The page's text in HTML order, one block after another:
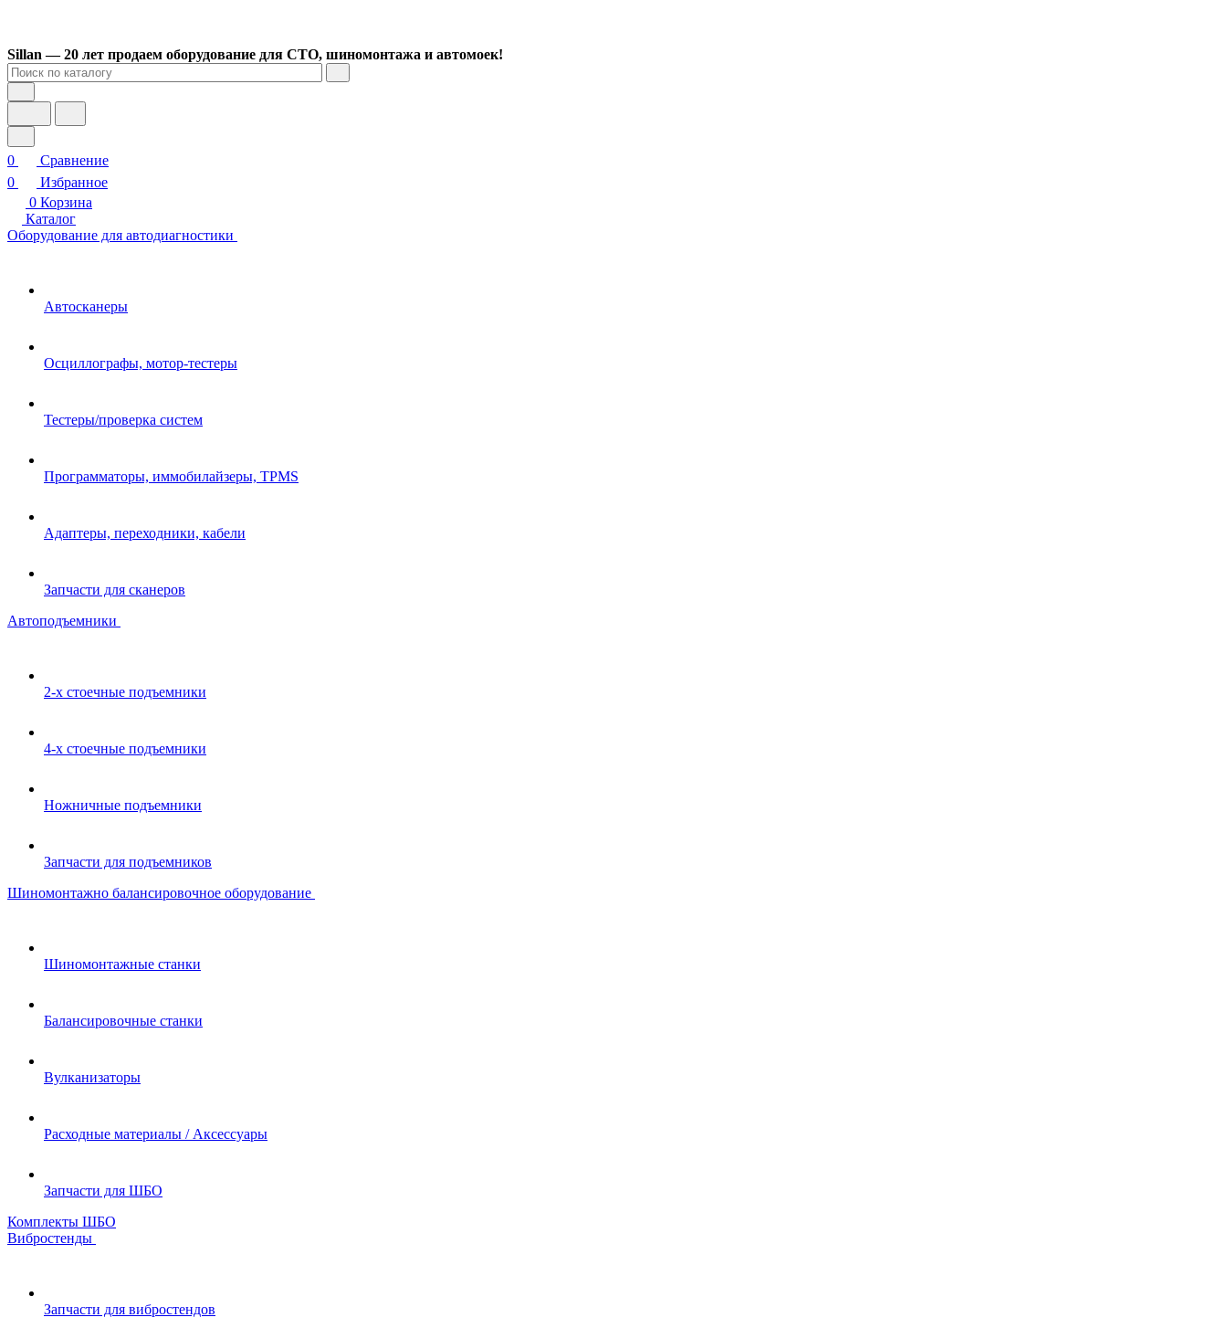
Sillan — 20 лет продаем оборудование для СТО, шиномонтажа и автомоек!
0
Сравнение
0
Избранное
0 Корзина
Каталог
Оборудование для автодиагностики
Автосканеры
Осциллографы, мотор-тестеры
Тестеры/проверка систем
Программаторы, иммобилайзеры, TPMS
Адаптеры, переходники, кабели
Запчасти для сканеров
Автоподъемники
2-х стоечные подъемники
4-х стоечные подъемники
Ножничные подъемники
Запчасти для подъемников
Шиномонтажно балансировочное оборудование
Шиномонтажные станки
Балансировочные станки
Вулканизаторы
Расходные материалы / Аксессуары
Запчасти для ШБО
Комплекты ШБО
Вибростенды
Запчасти для вибростендов